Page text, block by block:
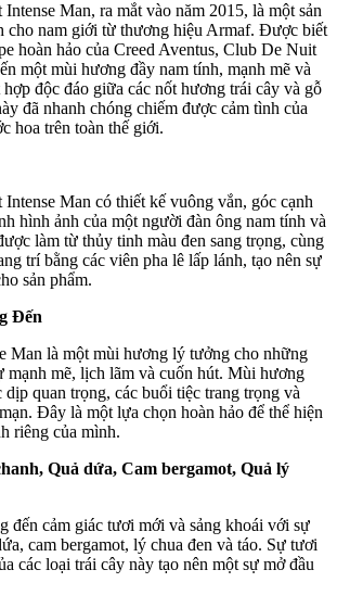
Man, ra mắt vào năm 2015, là một sản
cho nam giới từ thương hiệu Armaf. Được biết
hoàn hảo của Creed Aventus, Club De Nuit
một mùi hương đầy nam tính, mạnh mẽ và
độc đáo giữa các nốt hương trái cây và gỗ
đã nhanh chóng chiếm được cảm tình của
hoa trên toàn thế giới.
Man có thiết kế vuông vắn, góc cạnh
hình ảnh của một người đàn ông nam tính và
làm từ thủy tinh màu đen sang trọng, cùng
trí bằng các viên pha lê lấp lánh, tạo nên sự
sản phẩm.
Đến
Man là một mùi hương lý tưởng cho những
mạnh mẽ, lịch lãm và cuốn hút. Mùi hương
dịp quan trọng, các buổi tiệc trang trọng và
Đây là một lựa chọn hoàn hảo để thể hiện
riêng của mình.
Quả dứa, Cam bergamot, Quả lý
đến cảm giác tươi mới và sảng khoái với sự
cam bergamot, lý chua đen và táo. Sự tươi
các loại trái cây này tạo nên một sự mở đầu